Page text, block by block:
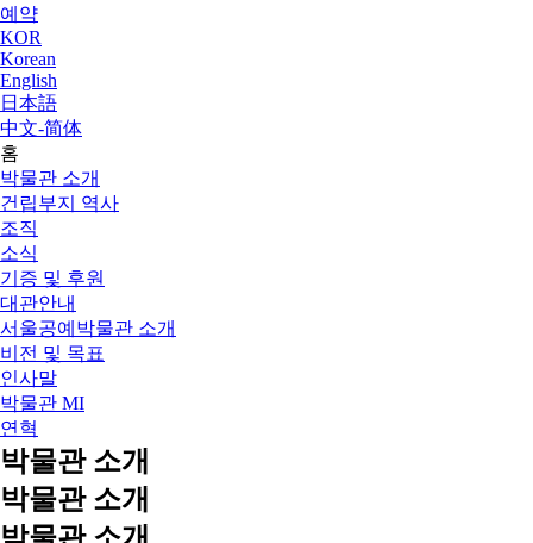
예약
KOR
Korean
English
日本語
中文-简体
홈
박물관 소개
건립부지 역사
조직
소식
기증 및 후원
대관안내
서울공예박물관 소개
비전 및 목표
인사말
박물관 MI
연혁
박물관 소개
박물관 소개